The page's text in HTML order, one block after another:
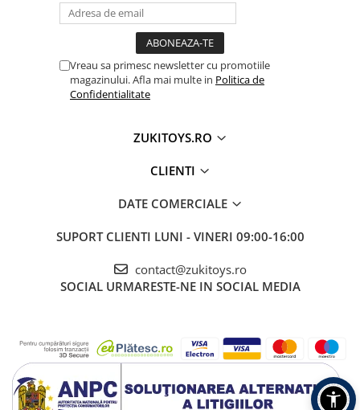
Vreau sa primesc newsletter cu promotiile
magazinului. Afla mai multe in Politica de
Confidentialitate
ZUKITOYS.RO
CLIENTI
DATE COMERCIALE
SUPORT CLIENTI LUNI - VINERI 09:00-16:00
contact@zukitoys.ro
SOCIAL URMARESTE-NE IN SOCIAL MEDIA